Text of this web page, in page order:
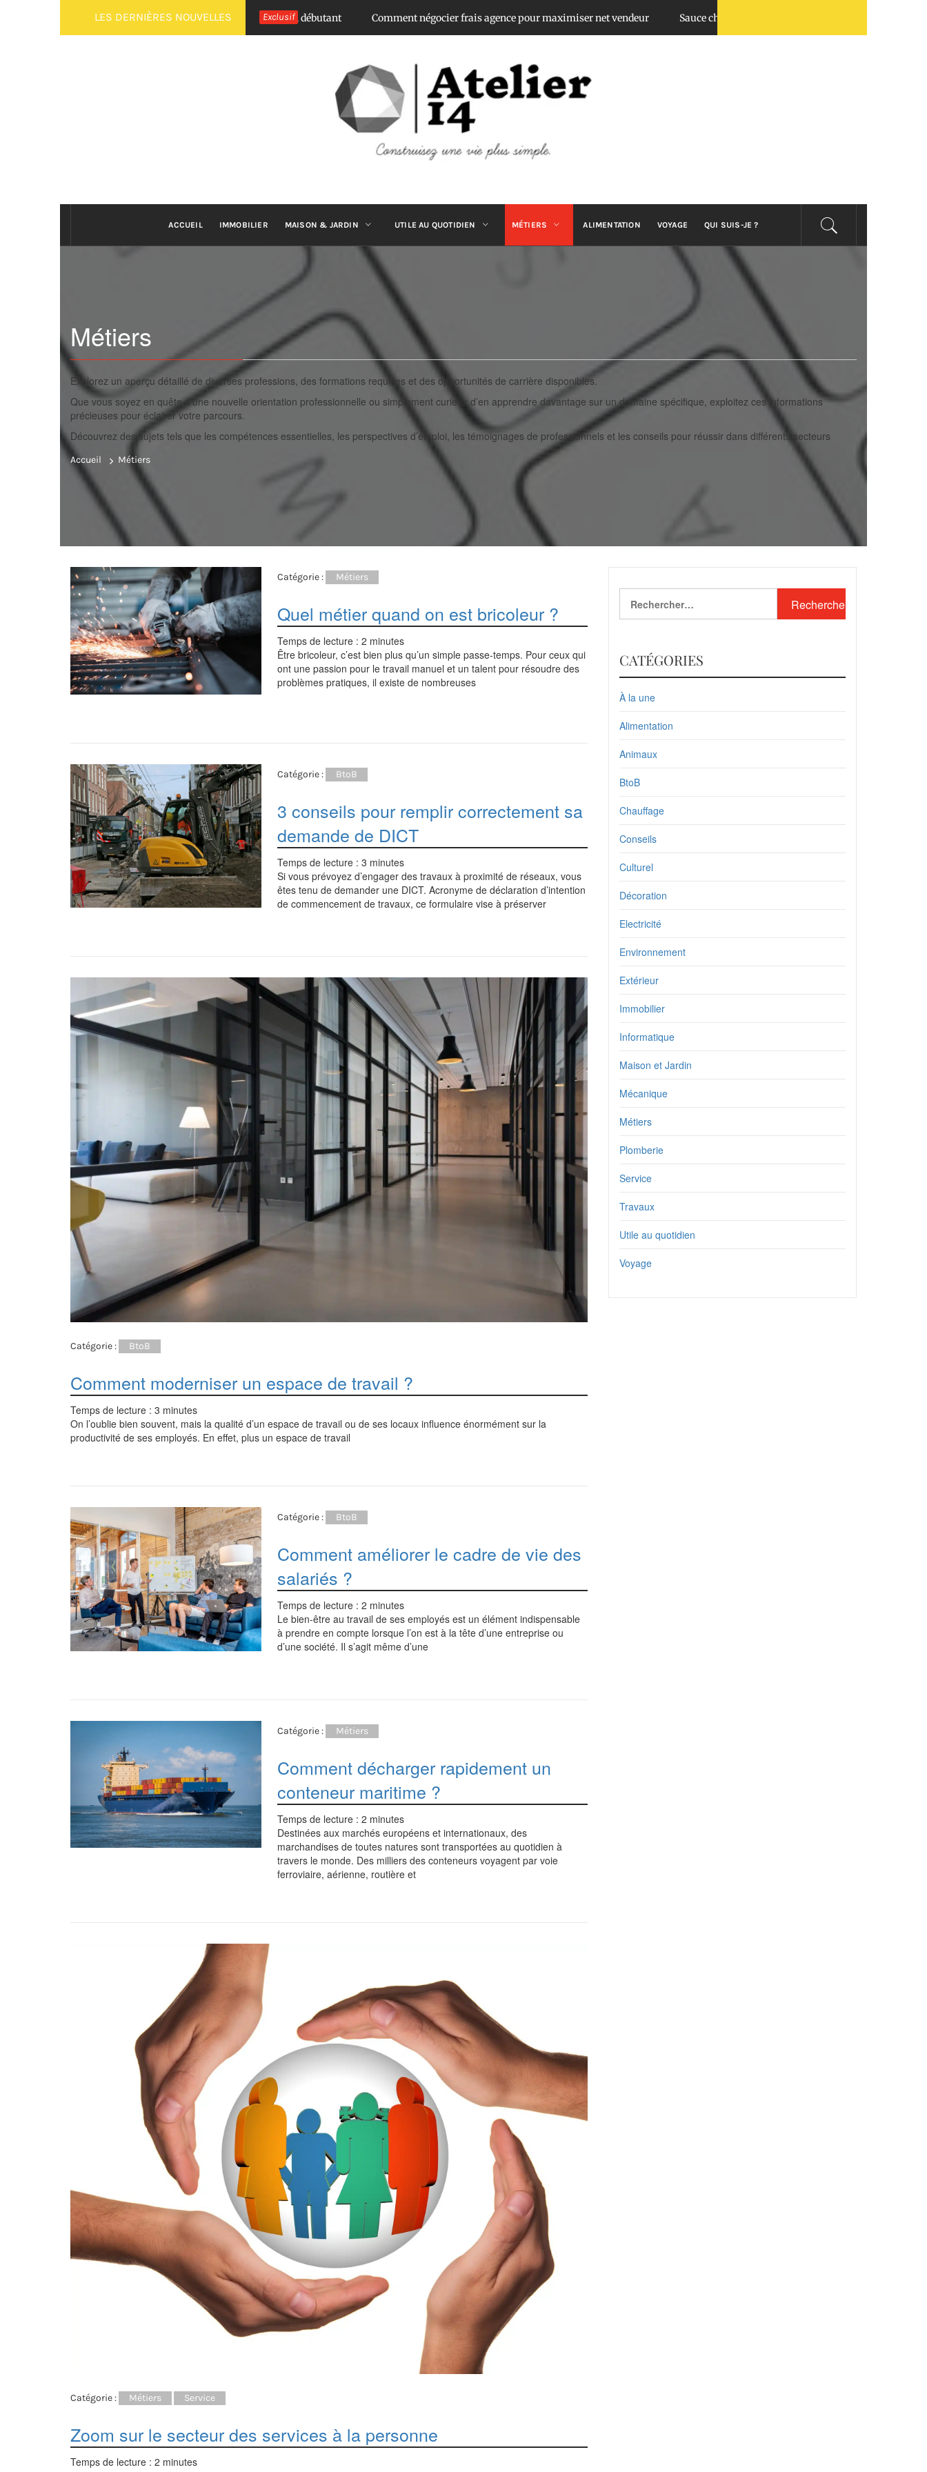
contenu
LES DERNIÈRES NOUVELLES Exclusif
faire une mère kombucha maison : tutoriel débutant Comment négocier frais agence pour maximiser net vendeur Sauce chimichurri : top utilisations en BBQ et salades
ATELIER 14
ACCUEIL IMMOBILIER MAISON & JARDIN UTILE AU QUOTIDIEN MÉTIERS ALIMENTATION VOYAGE QUI SUIS-JE ?
Métiers
Explorez un aperçu détaillé de diverses professions, des formations requises et des opportunités de carrière disponibles.
Que vous soyez en quête d’une nouvelle orientation professionnelle ou simplement curieux d’en apprendre davantage sur un domaine spécifique, exploitez ces informations
précieuses pour éclairer votre parcours.
Découvrez des sujets tels que les compétences essentielles, les perspectives d’emploi, les témoignages de professionnels et les conseils pour réussir dans différents secteurs
Accueil Métiers
Catégorie : Métiers
Quel métier quand on est bricoleur ?
Temps de lecture : 2 minutes
Être bricoleur, c’est bien plus qu’un simple passe-temps. Pour ceux qui
ont une passion pour le travail manuel et un talent pour résoudre des
problèmes pratiques, il existe de nombreuses
Catégorie : BtoB
3 conseils pour remplir correctement sa
demande de DICT
Temps de lecture : 3 minutes
Si vous prévoyez d’engager des travaux à proximité de réseaux, vous
êtes tenu de demander une DICT. Acronyme de déclaration d’intention
de commencement de travaux, ce formulaire vise à préserver
Catégorie : BtoB
Comment moderniser un espace de travail ?
Temps de lecture : 3 minutes
On l’oublie bien souvent, mais la qualité d’un espace de travail ou de ses locaux influence énormément sur la
productivité de ses employés. En effet, plus un espace de travail
Catégorie : BtoB
Comment améliorer le cadre de vie des
salariés ?
Temps de lecture : 2 minutes
Le bien-être au travail de ses employés est un élément indispensable
à prendre en compte lorsque l’on est à la tête d’une entreprise ou
d’une société. Il s’agit même d’une
Catégorie : Métiers
Comment décharger rapidement un
conteneur maritime ?
Temps de lecture : 2 minutes
Destinées aux marchés européens et internationaux, des
marchandises de toutes natures sont transportées au quotidien à
travers le monde. Des milliers des conteneurs voyagent par voie
ferroviaire, aérienne, routière et
Catégorie : Métiers Service
Zoom sur le secteur des services à la personne
Temps de lecture : 2 minutes
CATÉGORIES
À la une
Alimentation
Animaux
BtoB
Chauffage
Conseils
Culturel
Décoration
Electricité
Environnement
Extérieur
Immobilier
Informatique
Maison et Jardin
Mécanique
Métiers
Plomberie
Service
Travaux
Utile au quotidien
Voyage